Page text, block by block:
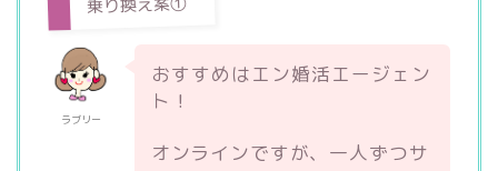
ラブリー
おすすめはエン婚活エージェン
ト！
オンラインですが、一人ずつサ